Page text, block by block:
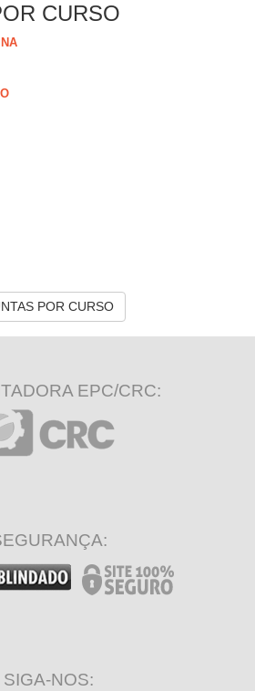
CURSO
POR CURSO
EPC/CRC:
SIGA-NOS: